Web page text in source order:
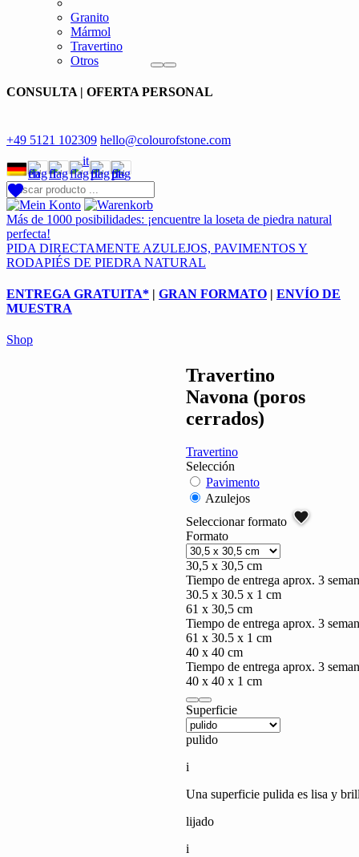
Granito
Mármol
Travertino
Otros
CONSULTA | OFERTA PERSONAL
+49 5121 102309 hello@colourofstone.com
Más de 1000 posibilidades: ¡encuentre la loseta de piedra natural
perfecta!
PIDA DIRECTAMENTE AZULEJOS, PAVIMENTOS Y
RODAPIÉS DE PIEDRA NATURAL
ENTREGA GRATUITA* | GRAN FORMATO | ENVÍO DE
MUESTRA
Shop
Travertino
Navona (poros
cerrados)
Travertino
Selección
Pavimento
Azulejos
Seleccionar formato
Formato
30,5 x 30,5 cm
Tiempo de entrega aprox. 3
30.5 x 30.5 x 1 cm
61 x 30,5 cm
Tiempo de entrega aprox. 3
61 x 30.5 x 1 cm
40 x 40 cm
Tiempo de entrega aprox. 3
40 x 40 x 1 cm
Superficie
pulido
i
Una superficie pulida es lisa y
lijado
i